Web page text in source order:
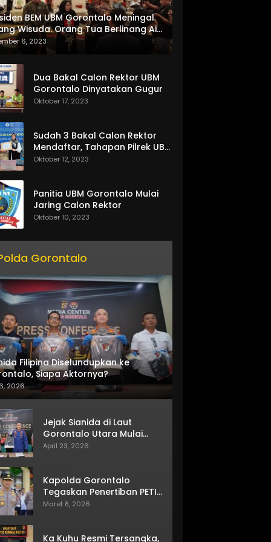
BEM UBM Gorontalo Meningal
Wisuda. Orang Tua Berlinang Air
Menerima SKL dan Pemasangan
6, 2023
Dua Bakal Calon Rektor UBM
Gorontalo Dinyatakan Gugur
Oktober 17, 2023
Sudah 3 Bakal Calon Rektor
Mendaftar, Tahapan Pilrek UBM
Gorontalo Makin Seru
Oktober 12, 2023
Panitia UBM Gorontalo Mulai
Jaring Calon Rektor
Oktober 10, 2023
Gorontalo
Filipina Diselundupkan ke
Siapa Aktornya?
2026
Jejak Sianida di Laut
Gorontalo Utara Mulai
Terkuak
April 23, 2026
Kapolda Gorontalo
Tegaskan Penertiban PETI
Terus Berjalan
Maret 8, 2026
Ka Kuhu Resmi Tersangka,